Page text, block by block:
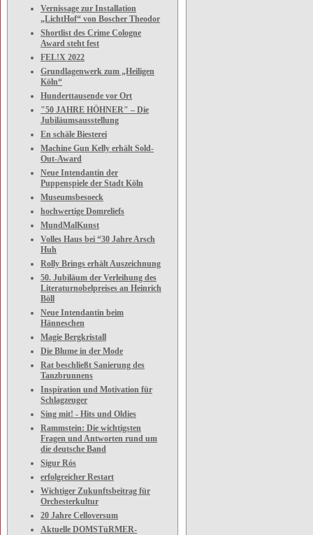
Vernissage zur Installation
„LichtHof“ von Boscher Theodor
Shortlist des Crime Cologne
Award steht fest
FEL!X 2022
Grundlagenwerk zum „Heiligen
Köln“
Hunderttausende vor Ort
"50 JAHRE HÖHNER" – Die
Jubiläumsausstellung
En schäle Biesterei
Machine Gun Kelly erhält Sold-
Out-Award
Neue Intendantin der
Puppenspiele der Stadt Köln
Museumsbesoeck
hochwertige Domreliefs
MundMalKunst
Volles Haus bei “30 Jahre Arsch
Huh
Rolly Brings erhält Auszeichnung
50. Jubiläum der Verleihung des
Literaturnobelpreises an Heinrich
Böll
Neue Intendantin beim
Hänneschen
Magie Bergkristall
Die Blume in der Mode
Rat beschließt Sanierung des
Tanzbrunnens
Inspiration und Motivation für
Schlagzeuger
Sing mit! - Hits und Oldies
Rammstein: Die wichtigsten
Fragen und Antworten rund um
die deutsche Band
Sigur Rós
erfolgreicher Restart
Wichtiger Zukunftsbeitrag für
Orchesterkultur
20 Jahre Celloversum
Aktuelle DOMSTüRMER-